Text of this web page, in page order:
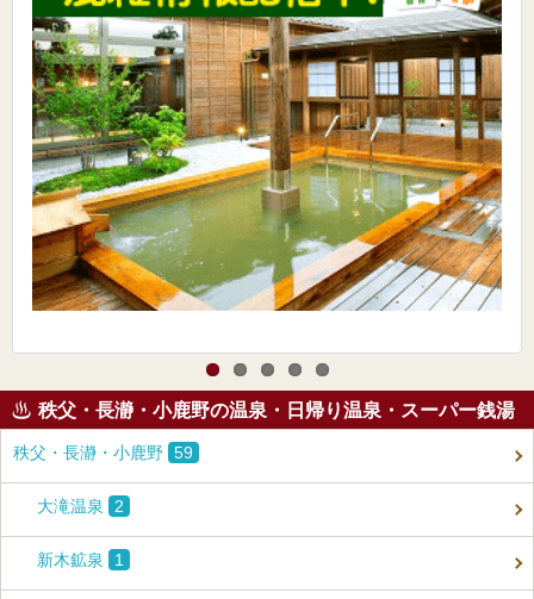
秩父・長瀞・小鹿野の温泉・日帰り温泉・スーパー銭湯
秩父・長瀞・小鹿野 59
大滝温泉 2
新木鉱泉 1